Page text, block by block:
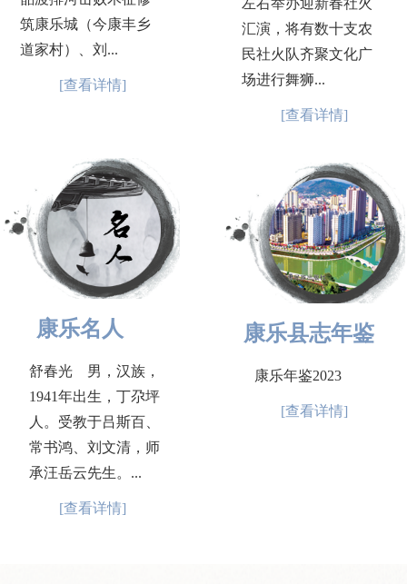
筑康乐城（今康丰乡
道家村）、刘...
[查看详情]
汇演，将有数十支农
民社火队齐聚文化广
场进行舞狮...
[查看详情]
康乐名人
舒春光 男，汉族，
1941年出生，丁尕坪
人。受教于吕斯百、
常书鸿、刘文清，师
承汪岳云先生。...
[查看详情]
康乐县志年鉴
康乐年鉴2023
[查看详情]